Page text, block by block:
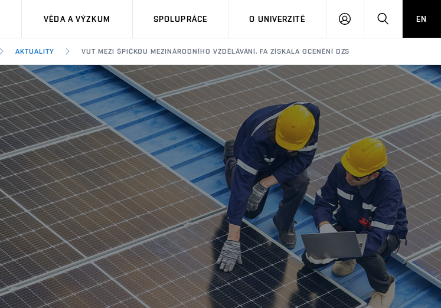
VĚDA A VÝZKUM SPOLUPRÁCE O UNIVERZITĚ
PŘIHLÁSIT HLEDATEN
AKTUALITY VUT MEZI ŠPIČKOU MEZINÁRODNÍHO VZDĚLÁVÁNÍ, FA ZÍSKALA OCENĚNÍ DZS